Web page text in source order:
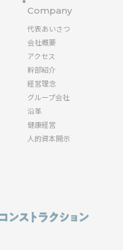
Company
代表あいさつ
会社概要
アクセス
幹部紹介
経営理念
グループ会社
沿革
健康経営
人的資本開示